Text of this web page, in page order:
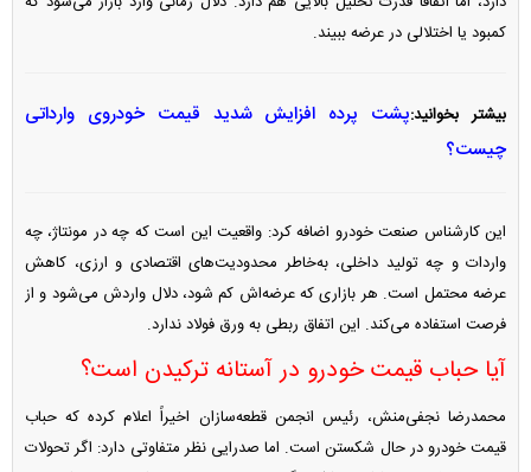
کمبود یا اختلالی در عرضه ببیند.
بیشتر بخوانید:پشت پرده افزایش شدید قیمت خودروی وارداتی
چیست؟
این کارشناس صنعت خودرو اضافه کرد: واقعیت این است که چه در مونتاژ، چه
واردات و چه تولید داخلی، به‌خاطر محدودیت‌های اقتصادی و ارزی، کاهش
عرضه محتمل است. هر بازاری که عرضه‌اش کم شود، دلال واردش می‌شود و از
فرصت استفاده می‌کند. این اتفاق ربطی به ورق فولاد ندارد.
آیا حباب قیمت خودرو در آستانه ترکیدن است؟
محمدرضا نجفی‌منش، رئیس انجمن قطعه‌سازان اخیراً اعلام کرده که حباب
قیمت خودرو در حال شکستن است. اما صدرایی نظر متفاوتی دارد: اگر تحولات